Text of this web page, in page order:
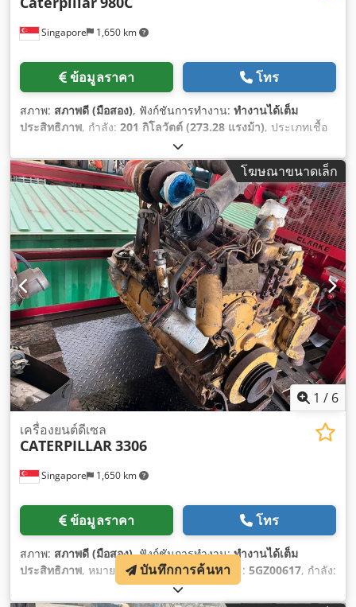
Singapore 1,650 km
ข้อมูลราคา โทร
สภาพ: สภาพดี (มือสอง), ฟังก์ชันการทำงาน: ทำงานได้เต็ม
ประสิทธิภาพ, กำลัง: 201 กิโลวัตต์ (273.28 แรงม้า), ประเภทเชื้อ
, น้ำหนักรวม:
เครื่องจักร/ยานพาหนะ:63X1784, อุปกรณ์:ห้องโดยสาร, ไฮดรอ
ลิก, โฆษณาขนาดเล็ก
1 / 6
Singapore 1,650 km
เครื่องยนต์ดีเซล
CATERPILLAR3306
ข้อมูลราคา โทร
สภาพ: สภาพดี (มือสอง), ฟังก์ชันการทำงาน:ทำงานได้เต็ม
ประสิทธิภาพ, หมายเลขเครื่องจักร/ยานพาหนะ: 5GZ00617, กำลัง:
257.42 กิโลวัตต์ (349.99 แรงม้า), ประเภทเชื้อเพลิง:
จำนวนกระบอกสูบ:6, น้ำหนักรวม:1,905 กก.,
บันทึกการค้นหา